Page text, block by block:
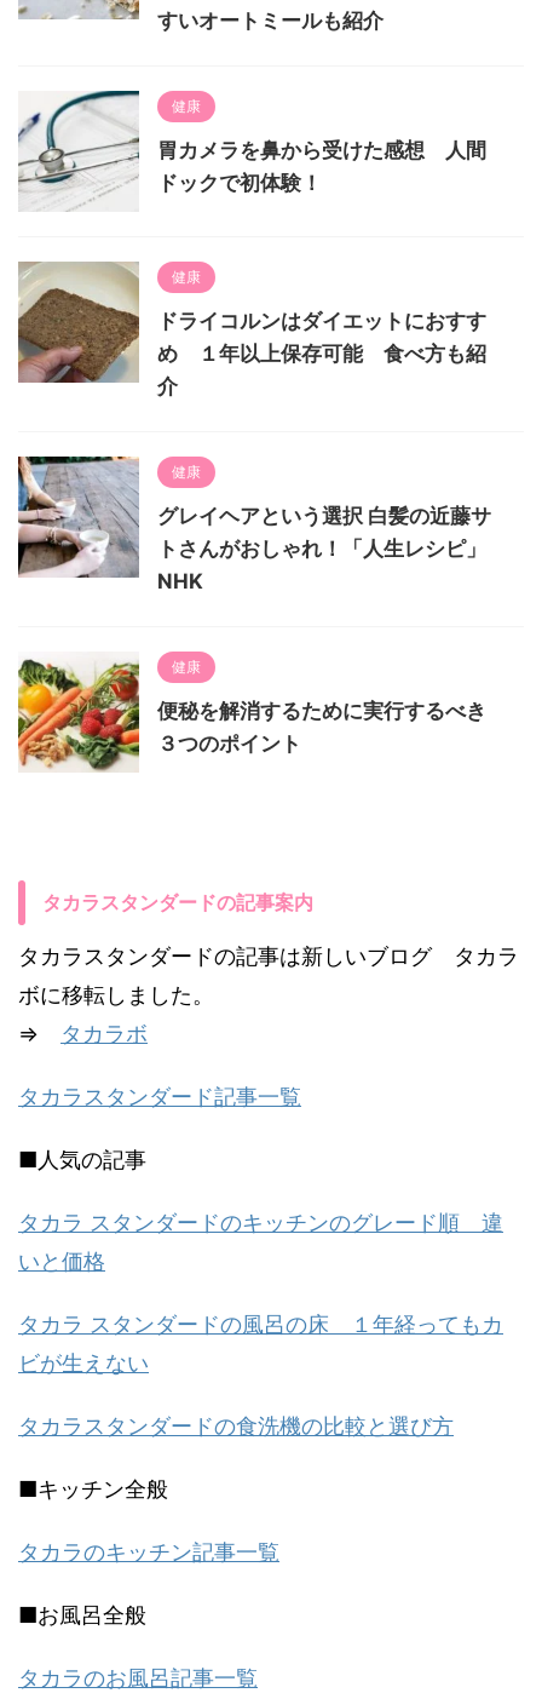
すいオートミールも紹介
健康
胃カメラを鼻から受けた感想 人間
ドックで初体験！
健康
ドライコルンはダイエットにおすす
め １年以上保存可能 食べ方も紹
介
健康
グレイヘアという選択 白髪の近藤サ
トさんがおしゃれ！「人生レシピ」
NHK
健康
便秘を解消するために実行するべき
３つのポイント
タカラスタンダードの記事案内
タカラスタンダードの記事は新しいブログ タカラ
ボに移転しました。
⇒ タカラボ
タカラスタンダード記事一覧
■人気の記事
タカラ スタンダードのキッチンのグレード順 違
いと価格
タカラ スタンダードの風呂の床 １年経ってもカ
ビが生えない
タカラスタンダードの食洗機の比較と選び方
■キッチン全般
タカラのキッチン記事一覧
■お風呂全般
タカラのお風呂記事一覧